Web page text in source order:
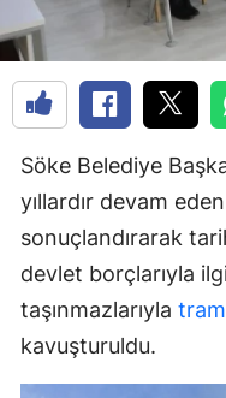
Söke Belediye
yıllardır devam eden
sonuçlandırarak
devlet borçlarıyla
taşınmazlarıyla
kavuşturuldu.